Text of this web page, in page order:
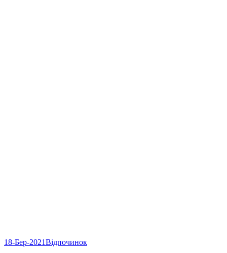
18-Бер-2021Відпочинок